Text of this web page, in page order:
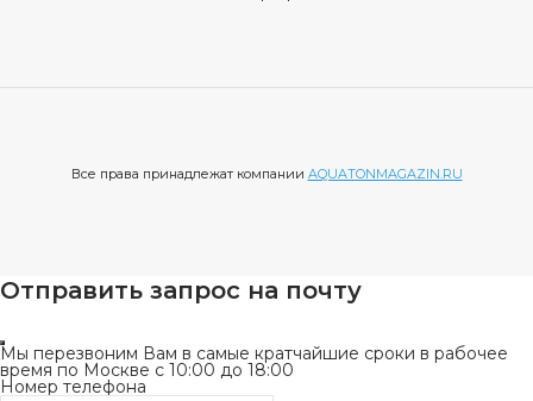
Все права принадлежат компании AQUATONMAGAZIN.RU
Отправить запрос на почту
Мы перезвоним Вам в самые кратчайшие сроки в рабочее
время по Москве с 10:00 до 18:00
Номер телефона